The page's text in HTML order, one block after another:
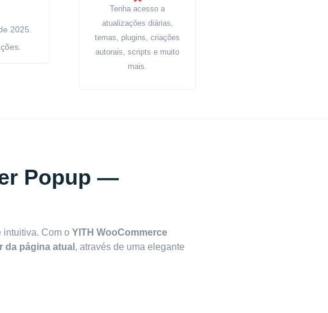
2025.
Tenha acesso a
atualizações diárias,
temas, plugins, criações
autorais, scripts e muito
mais.
Popup —
intuitiva. Com o YITH WooCommerce
da página atual , através de uma elegante